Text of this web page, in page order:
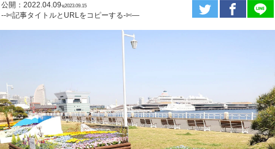
公開：2022.04.09ಇ2023.09.15
--✄記事タイトルとURLをコピーする-✄—